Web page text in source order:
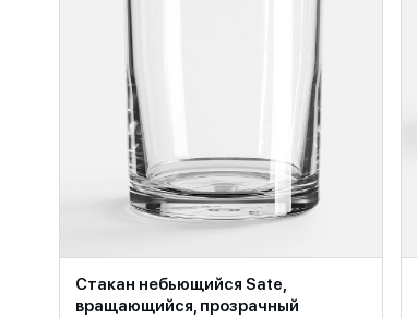
Стакан небьющийся Sate,
вращающийся, прозрачный